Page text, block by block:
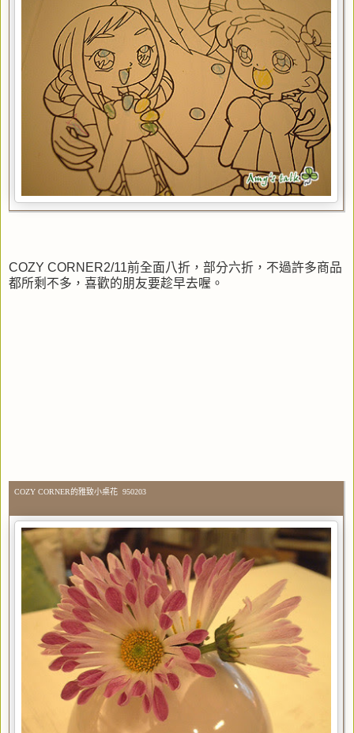
COZY CORNER2/11前全面八折，部分六折，不過許多商品
都所剩不多，喜歡的朋友要趁早去喔。
COZY CORNER的雅致小桌花 950203